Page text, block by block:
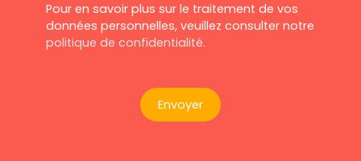
Pour en savoir plus sur le traitement de vos
données personnelles, veuillez consulter notre
politique de confidentialité.
Envoyer